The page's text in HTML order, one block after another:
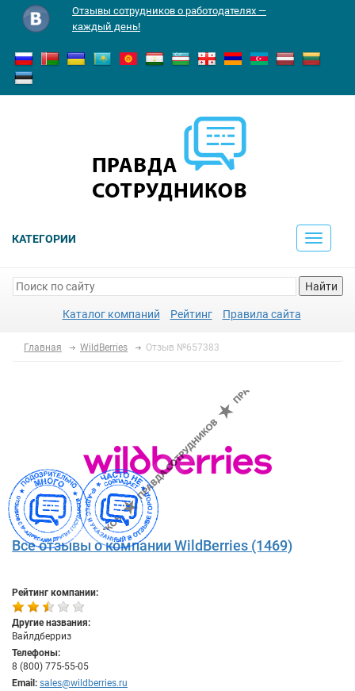
Отзывы сотрудников о работодателях —
каждый день!
КАТЕГОРИИ
Toggle
Найти
Каталог компаний Рейтинг Правила сайта
Главная WildBerries Отзыв №657383
Все отзывы о компании WildBerries (1469)
Рейтинг компании:
Другие названия:
Вайлдберриз
Телефоны:
8 (800) 775-55-05
Email: sales@wildberries.ru